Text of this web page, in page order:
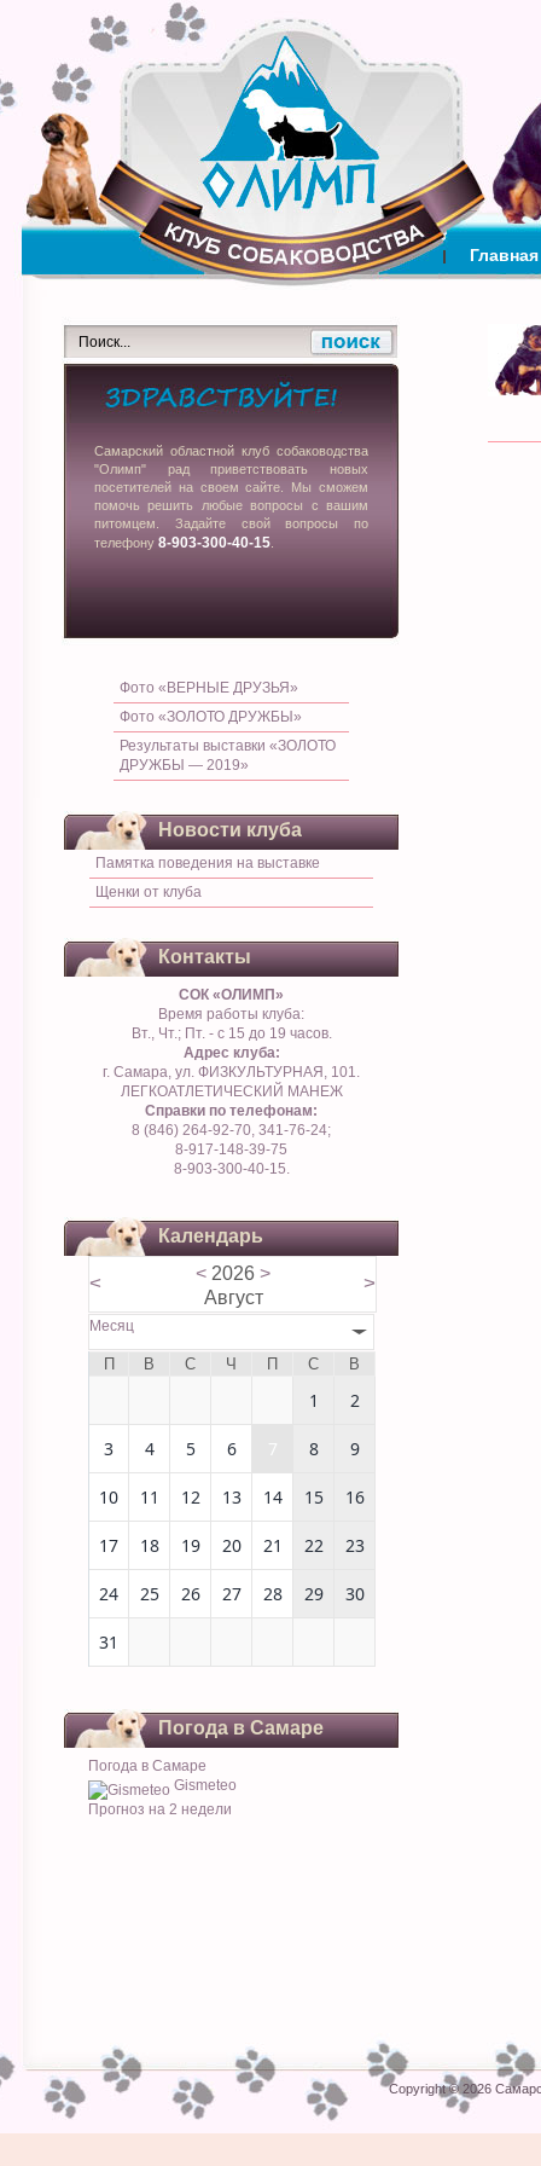
Главная
Самарский областной клуб собаководства
"Олимп" рад приветствовать новых
посетителей на своем сайте. Мы сможем
помочь решить любые вопросы с вашим
питомцем. Задайте свой вопросы по
телефону 8-903-300-40-15
Фото «ВЕРНЫЕ ДРУЗЬЯ»
Фото «ЗОЛОТО ДРУЖБЫ»
Результаты выставки «ЗОЛОТО
ДРУЖБЫ — 2019»
Новости клуба
Памятка поведения на выставке
Щенки от клуба
Контакты
СОК «ОЛИМП»
Время работы клуба:
Вт., Чт.; Пт. - с 15 до 19 часов.
Адрес клуба:
г. Самара, ул. ФИЗКУЛЬТУРНАЯ, 101.
ЛЕГКОАТЛЕТИЧЕСКИЙ МАНЕЖ
Справки по телефонам:
8 (846) 264-92-70, 341-76-24;
8-917-148-39-75
8-903-300-40-15.
Календарь
< < 2026 >
Август
>
Месяц
П В С Ч П С В
1 2
3 4 5 6 7 8 9
10 11 12 13 14 15 16
17 18 19 20 21 22 23
24 25 26 27 28 29 30
31
Погода в Самаре
Погода в Самаре
Gismeteo
Прогноз на 2 недели
Copyright © 2026